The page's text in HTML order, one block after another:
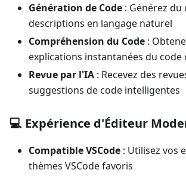
Génération de Code : Générez
descriptions en langage naturel
Compréhension du Code :
explications instantanées du code
Revue par l'IA : Recevez des
suggestions de code intelligentes
💻 Expérience d'Éditeur
Compatible VSCode : Utilisez vos
thèmes VSCode favoris